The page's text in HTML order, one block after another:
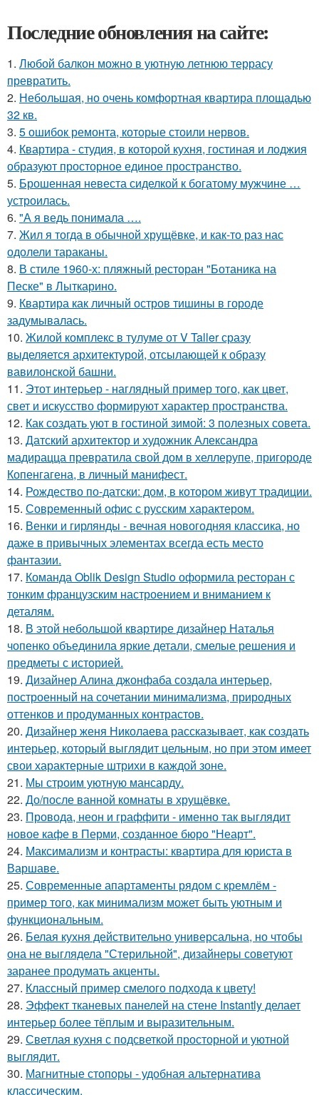
Последние обновления на сайте:
1. Любой балкон можно в уютную летнюю террасу
превратить.
2. Небольшая, но очень комфортная квартира площадью
32 кв.
3. 5 ошибок ремонта, которые стоили нервов.
4. Квартира - студия, в которой кухня, гостиная и лоджия
образуют просторное единое пространство.
5. Брошенная невеста сиделкой к богатому мужчине …
устроилась.
6. "А я ведь понимала ….
7. Жил я тогда в обычной хрущёвке, и как-то раз нас
одолели тараканы.
8. В стиле 1960-х: пляжный ресторан "Ботаника на
Песке" в Лыткарино.
9. Квартира как личный остров тишины в городе
задумывалась.
10. Жилой комплекс в тулуме от V Taller сразу
выделяется архитектурой, отсылающей к образу
вавилонской башни.
11. Этот интерьер - наглядный пример того, как цвет,
свет и искусство формируют характер пространства.
12. Как создать уют в гостиной зимой: 3 полезных совета.
13. Датский архитектор и художник Александра
мадирацца превратила свой дом в хеллерупе, пригороде
Копенгагена, в личный манифест.
14. Рождество по-датски: дом, в котором живут традиции.
15. Современный офис с русским характером.
16. Венки и гирлянды - вечная новогодняя классика, но
даже в привычных элементах всегда есть место
фантазии.
17. Команда Oblik Design Studio оформила ресторан с
тонким французским настроением и вниманием к
деталям.
18. В этой небольшой квартире дизайнер Наталья
чопенко объединила яркие детали, смелые решения и
предметы с историей.
19. Дизайнер Алина джонфаба создала интерьер,
построенный на сочетании минимализма, природных
оттенков и продуманных контрастов.
20. Дизайнер женя Николаева рассказывает, как создать
интерьер, который выглядит цельным, но при этом имеет
свои характерные штрихи в каждой зоне.
21. Мы строим уютную мансарду.
22. До/после ванной комнаты в хрущёвке.
23. Провода, неон и граффити - именно так выглядит
новое кафе в Перми, созданное бюро "Неарт".
24. Максимализм и контрасты: квартира для юриста в
Варшаве.
25. Современные апартаменты рядом с кремлём -
пример того, как минимализм может быть уютным и
функциональным.
26. Белая кухня действительно универсальна, но чтобы
она не выглядела "Стерильной", дизайнеры советуют
заранее продумать акценты.
27. Классный пример смелого подхода к цвету!
28. Эффект тканевых панелей на стене Instantly делает
интерьер более тёплым и выразительным.
29. Светлая кухня с подсветкой просторной и уютной
выглядит.
30. Магнитные стопоры - удобная альтернатива
классическим.